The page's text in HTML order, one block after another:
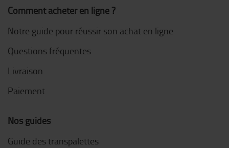
Comment acheter en ligne ?
Notre guide pour réussir son achat en ligne
Questions fréquentes
Livraison
Paiement
Nos guides
Guide des transpalettes